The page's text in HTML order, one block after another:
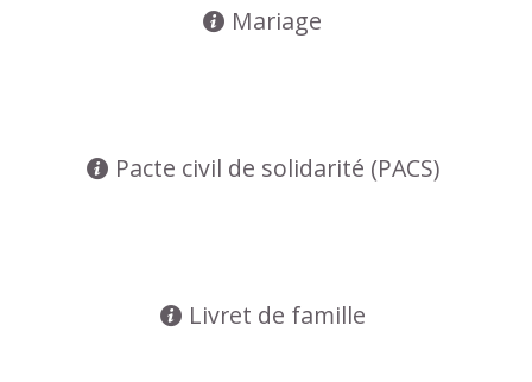
Mariage
Pacte civil de solidarité (PACS)
Livret de famille